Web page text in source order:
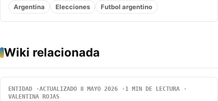
Argentina Elecciones Futbol argentino
Wiki relacionada
ENTIDAD ACTUALIZADO 8 MAYO 2026
1 MIN DE LECTURA
VALENTINA ROJAS